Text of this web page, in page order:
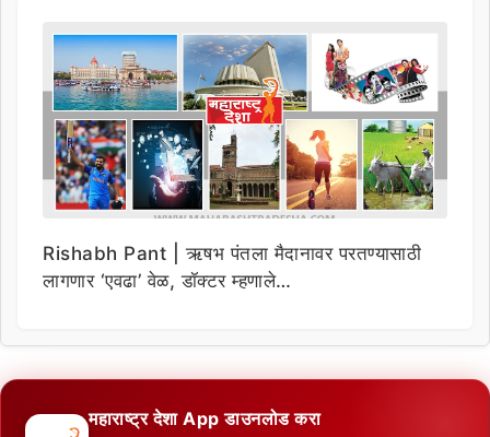
Rishabh Pant | ऋषभ पंतला मैदानावर परतण्यासाठी
लागणार ‘एवढा’ वेळ, डॉक्टर म्हणाले…
महाराष्ट्र देशा App डाउनलोड करा